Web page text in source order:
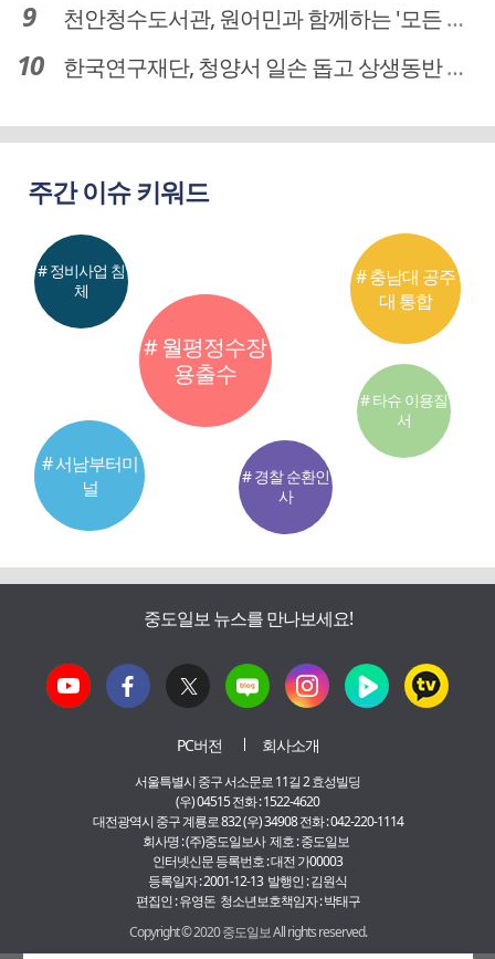
천안청수도서관, 원어민과 함께하는 '모든 영어 모든 독서' 운영
한국연구재단, 청양서 일손 돕고 상생동반 친구맺기 봉사활동
주간 이슈 키워드
# 월평정수장
용출수
# 서남부터미
널
# 충남대 공주
대 통합
# 정비사업 침
체
# 경찰 순환인
사
# 타슈 이용질
서
중도일보 뉴스를 만나보세요!
PC버전 회사소개
서울특별시 중구 서소문로 11길 2 효성빌딩
(우) 04515 전화 : 1522-4620
대전광역시 중구 계룡로 832 (우) 34908 전화 : 042-220-1114
회사명 : (주)중도일보사 제호 : 중도일보
인터넷신문 등록번호 : 대전 가00003
등록일자 : 2001-12-13 발행인 : 김원식
편집인 : 유영돈 청소년보호책임자 : 박태구
Copyright © 2020 중도일보 All rights reserved.